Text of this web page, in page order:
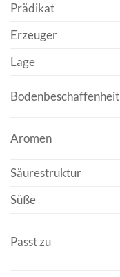
Prädikat
Erzeuger
Lage
Bodenbeschaffenheit
Aromen
Säurestruktur
Süße
Passt zu